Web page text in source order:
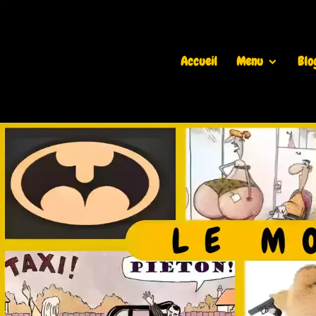
Accueil Menu